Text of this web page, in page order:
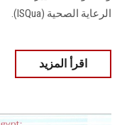
الرعاية الصحية (ISQua).
اقرأ المزيد